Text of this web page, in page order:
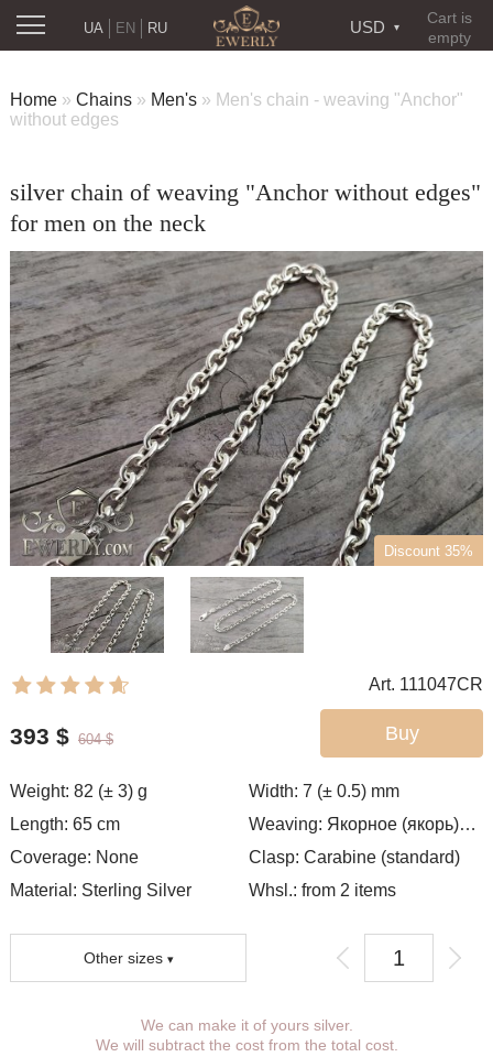
Cart is
empty
USD
RU
UA EN
Home » Chains » Men's » Men's chain - weaving "Anchor"
without edges
silver chain of weaving "Anchor without edges"
for men on the neck
Discount 35%
Art. 111047CR
Buy
393 $ 604 $
Weight: 82 (± 3) g Width:7 (± 0.5) mm
Length: 65 cm Weaving: Якорное (якорь) без граней
Coverage: None Clasp:Carabine (standard)
Material: Sterling Silver
Whsl.: from 2 items
Other sizes
You can choose coverage, weight,
length, width, clasp.
We can make it of yours silver.
We will subtract the cost from the total cost.